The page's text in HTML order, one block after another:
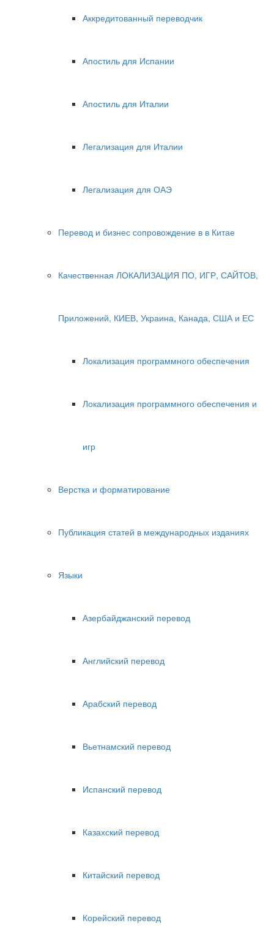
Аккредитованный переводчик
Апостиль для Испании
Апостиль для Италии
Легализация для Италии
Легализация для ОАЭ
Перевод и бизнес сопровождение в в Китае
Качественная ЛОКАЛИЗАЦИЯ ПО, ИГР, САЙТОВ,
Приложений, КИЕВ, Украина, Канада, США и ЕС
Локализация программного обеспечения
Локализация программного обеспечения и
игр
Верстка и форматирование
Публикация статей в международных изданиях
Языки
Азербайджанский перевод
Английский перевод
Арабский перевод
Вьетнамский перевод
Испанский перевод
Казахский перевод
Китайский перевод
Корейский перевод